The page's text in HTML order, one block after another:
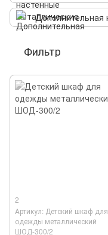
Фильтр
2
Артикул: Детский шкаф для
одежды металлический
ШОД-300/2